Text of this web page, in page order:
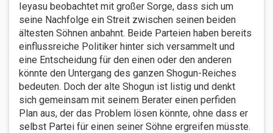
Ieyasu beobachtet mit großer Sorge, dass sich um
seine Nachfolge ein Streit zwischen seinen beiden
ältesten Söhnen anbahnt. Beide Parteien haben bereits
einflussreiche Politiker hinter sich versammelt und
eine Entscheidung für den einen oder den anderen
könnte den Untergang des ganzen Shogun-Reiches
bedeuten. Doch der alte Shogun ist listig und denkt
sich gemeinsam mit seinem Berater einen perfiden
Plan aus, der das Problem lösen könnte, ohne dass er
selbst Partei für einen seiner Söhne ergreifen müsste.